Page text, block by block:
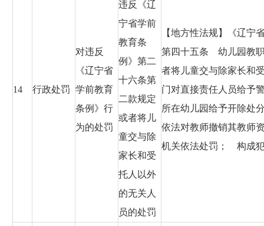
14 行政处罚
对违反
《辽宁省
学前教育
条例》行
为的处罚
违反《辽
宁省学前
教育条
例》第二
十六条第
二款规定
或者将儿
童交与除
家长和受
托人以外
的无关人
员的处罚
【地方性法规】《辽宁
第四十五条 幼儿园教
者将儿童交与除家长和
门对直接责任人员给予
所在幼儿园给予开除处
依法对教师撤销其教师
机关依法处罚； 构成